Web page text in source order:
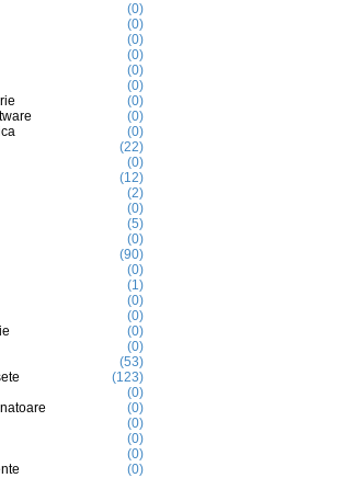
(0)
(0)
(0)
(0)
(0)
(0)
(0)
(0)
(0)
(22)
(0)
(12)
(2)
(0)
(5)
(0)
(90)
(0)
(1)
(0)
(0)
(0)
(0)
(53)
(123)
(0)
(0)
(0)
(0)
(0)
(0)